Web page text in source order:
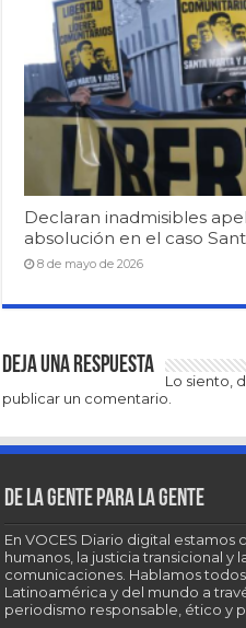
Declaran inadmisibles
absolución en el caso
8 de mayo de 2026
Deja una respuesta
Lo siento,
publicar un comentario.
De la gente para la gente
En VOCES Diario digital
humanos, la justicia transicional y
comunicaciones. Hablamos
Latinoamérica y del mundo a
periodismo responsable, ético y